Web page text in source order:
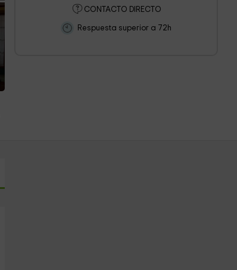
CONTACTO DIRECTO
Respuesta superior a 72h